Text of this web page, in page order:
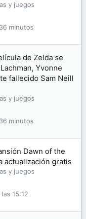
y juegos
minutos
de Zelda se
Yvonne
fallecido Sam Neill
y juegos
minutos
Dawn of the
actualización gratis
y juegos
15:12